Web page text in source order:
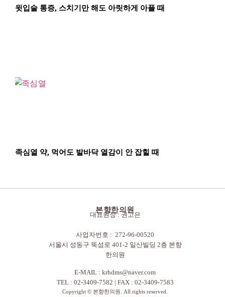
윗입술 통증, 스치기만 해도 아릿하게 아플 때
족심열 약, 먹어도 발바닥 열감이 안 잡힐 때
본향한의원
대표원장 : 권고은
사업자번호 : 272-96-00520
서울시 성동구 뚝섬로 401-2 일산빌딩 2층 본향
한의원
E-MAIL : krhdms@naver.com
TEL : 02-3409-7582 | FAX : 02-3409-7583
Copyright © 본향한의원. All rights reserved.